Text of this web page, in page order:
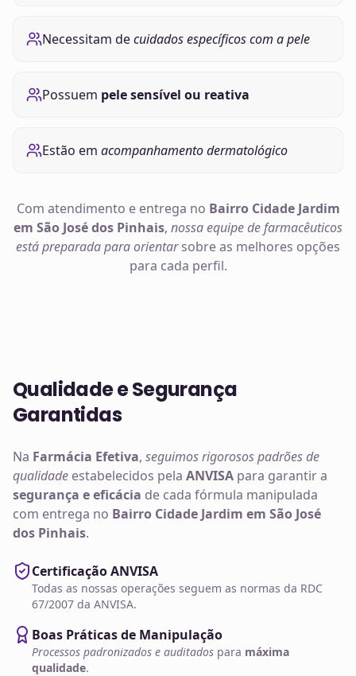
Necessitam decuidados específicos com a pele
Possuem pele sensível ou reativa
Estão em acompanhamento dermatológico
Com atendimento e entrega no Bairro Cidade Jardim
em São José dos Pinhais, nossa equipe de farmacêuticos
está preparada para orientarsobre as melhores opções
para cada perfil.
Qualidade e Segurança
Garantidas
Na Farmácia Efetiva, seguimos rigorosos padrões de
qualidade estabelecidos pela ANVISA para garantir a
segurança e eficácia de cada fórmula manipulada
com entrega no Bairro Cidade Jardim em São José
dos Pinhais.
Certificação ANVISA
Todas as nossas operações seguem as normas da RDC
67/2007 da ANVISA.
Boas Práticas de Manipulação
Processos padronizados e auditados para máxima
qualidade.